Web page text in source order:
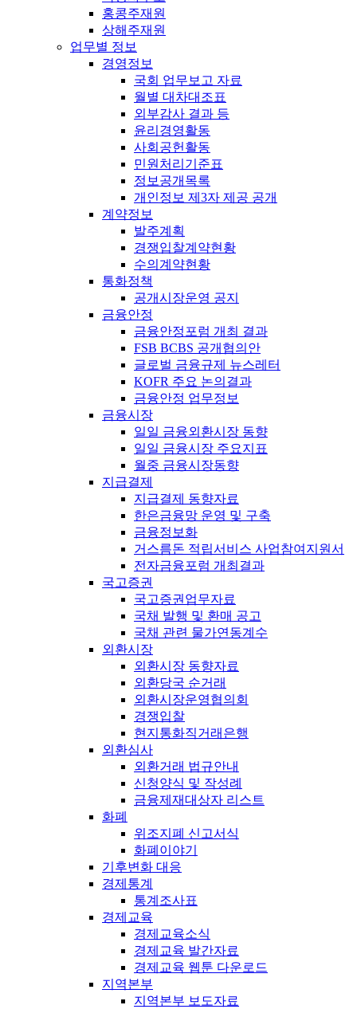
홍콩주재원
상해주재원
업무별 정보
경영정보
국회 업무보고 자료
월별 대차대조표
외부감사 결과 등
윤리경영활동
사회공헌활동
민원처리기준표
정보공개목록
개인정보 제3자 제공 공개
계약정보
발주계획
경쟁입찰계약현황
수의계약현황
통화정책
공개시장운영 공지
금융안정
금융안정포럼 개최 결과
FSB BCBS 공개협의안
글로벌 금융규제 뉴스레터
KOFR 주요 논의결과
금융안정 업무정보
금융시장
일일 금융외환시장 동향
일일 금융시장 주요지표
월중 금융시장동향
지급결제
지급결제 동향자료
한은금융망 운영 및 구축
금융정보화
거스름돈 적립서비스 사업참여지원서
전자금융포럼 개최결과
국고증권
국고증권업무자료
국채 발행 및 환매 공고
국채 관련 물가연동계수
외환시장
외환시장 동향자료
외환당국 순거래
외환시장운영협의회
경쟁입찰
현지통화직거래은행
외환심사
외환거래 법규안내
신청양식 및 작성례
금융제재대상자 리스트
화폐
위조지폐 신고서식
화폐이야기
기후변화 대응
경제통계
통계조사표
경제교육
경제교육소식
경제교육 발간자료
경제교육 웹툰 다운로드
지역본부
지역본부 보도자료